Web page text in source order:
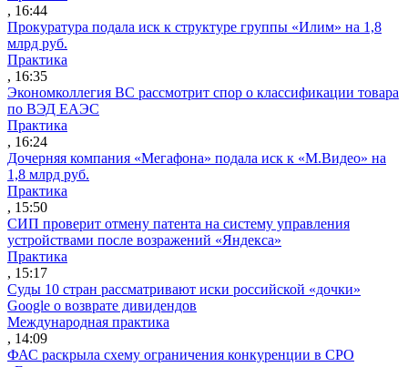
, 16:44
Прокуратура подала иск к структуре группы «Илим» на 1,8
млрд руб.
Практика
, 16:35
Экономколлегия ВС рассмотрит спор о классификации товара
по ВЭД ЕАЭС
Практика
, 16:24
Дочерняя компания «Мегафона» подала иск к «М.Видео» на
1,8 млрд руб.
Практика
, 15:50
СИП проверит отмену патента на систему управления
устройствами после возражений «Яндекса»
Практика
, 15:17
Суды 10 стран рассматривают иски российской «дочки»
Google о возврате дивидендов
Международная практика
, 14:09
ФАС раскрыла схему ограничения конкуренции в СРО